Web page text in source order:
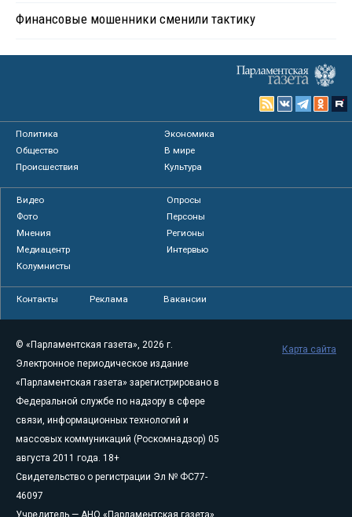
Финансовые мошенники сменили тактику
Политика
Экономика
Общество
В мире
Происшествия
Культура
Видео
Опросы
Фото
Персоны
Мнения
Регионы
Медиацентр
Интервью
Колумнисты
Контакты Реклама Вакансии
© «Парламентская газета», 2026 г.
Электронное периодическое издание
«Парламентская газета» зарегистрировано в
Федеральной службе по надзору в сфере
связи, информационных технологий и
массовых коммуникаций (Роскомнадзор) 05
августа 2011 года. 18+
Свидетельство о регистрации Эл № ФС77-
46097
Учредитель — АНО «Парламентская газета»
Карта сайта